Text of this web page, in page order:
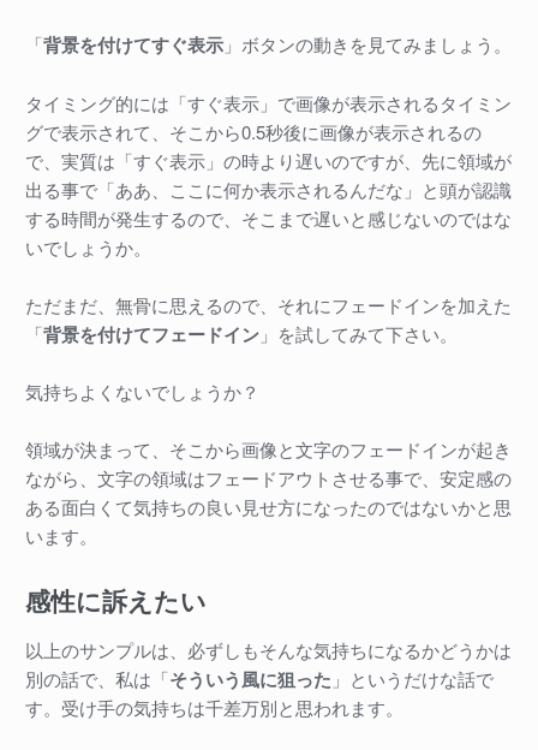
「背景を付けてすぐ表示」ボタンの動きを見てみましょう。
タイミング的には「すぐ表示」で画像が表示されるタイミン
グで表示されて、そこから0.5秒後に画像が表示されるの
で、実質は「すぐ表示」の時より遅いのですが、先に領域が
出る事で「ああ、ここに何か表示されるんだな」と頭が認識
する時間が発生するので、そこまで遅いと感じないのではな
いでしょうか。
ただまだ、無骨に思えるので、それにフェードインを加えた
「背景を付けてフェードイン」を試してみて下さい。
気持ちよくないでしょうか？
領域が決まって、そこから画像と文字のフェードインが起き
ながら、文字の領域はフェードアウトさせる事で、安定感の
ある面白くて気持ちの良い見せ方になったのではないかと思
います。
感性に訴えたい
以上のサンプルは、必ずしもそんな気持ちになるかどうかは
別の話で、私は「そういう風に狙った 」というだけな話で
す。受け手の気持ちは千差万別と思われます。